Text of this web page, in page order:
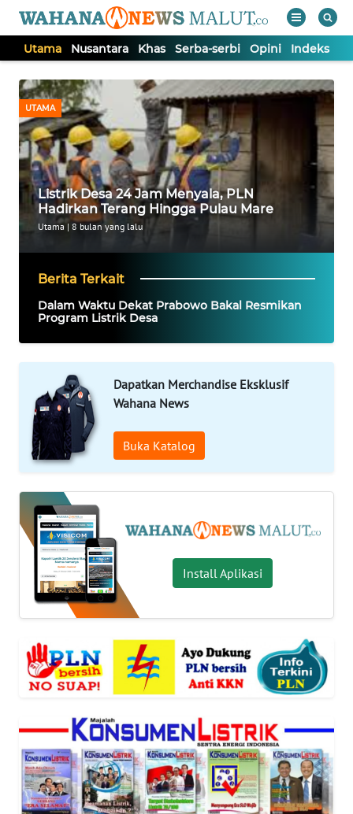
Utama Nusantara Khas Serba-serbi Opini Indeks
UTAMA
Listrik Desa 24 Jam Menyala, PLN
Hadirkan Terang Hingga Pulau Mare
Utama| 8 bulan yang lalu
Berita Terkait
Dalam Waktu Dekat Prabowo Bakal Resmikan
Program Listrik Desa
Dapatkan Merchandise Eksklusif
Wahana News
Buka Katalog
Install Aplikasi
TV
Tutup
UTAMA
NUSANTARA
KHAS
SERBA-
INDEKS
BERITA
KONTAK
INFO
IKLAN
TENTANG
KAMI
PEDOMAN
MEDIA
SIBER
KARIR
DISCLAIMER